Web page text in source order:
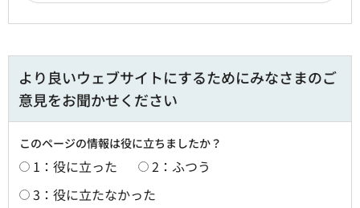
より良いウェブサイトにするためにみなさまのご
意見をお聞かせください
このページの情報は役に立ちましたか？
1：役に立った
2：ふつう
3：役に立たなかった